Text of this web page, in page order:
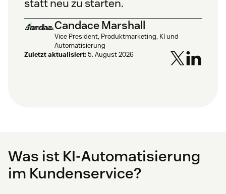
statt neu zu starten.
Candace Marshall
Vice President, Produktmarketing, KI und
Automatisierung
Zuletzt aktualisiert:5. August 2026
Was ist KI-Automatisierung
im Kundenservice?